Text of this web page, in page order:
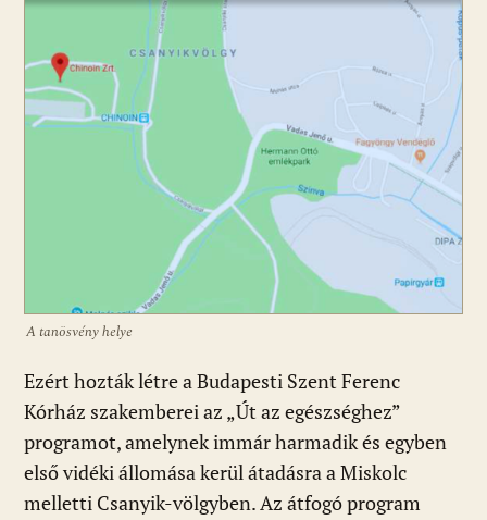
A tanösvény helye
Ezért hozták létre a Budapesti Szent Ferenc
Kórház szakemberei az „Út az egészséghez”
programot, amelynek immár harmadik és egyben
első vidéki állomása kerül átadásra a Miskolc
melletti Csanyik-völgyben. Az átfogó program